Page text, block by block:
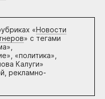
«Новости
» с тегами
«политика»,
Калуги»
рекламно-